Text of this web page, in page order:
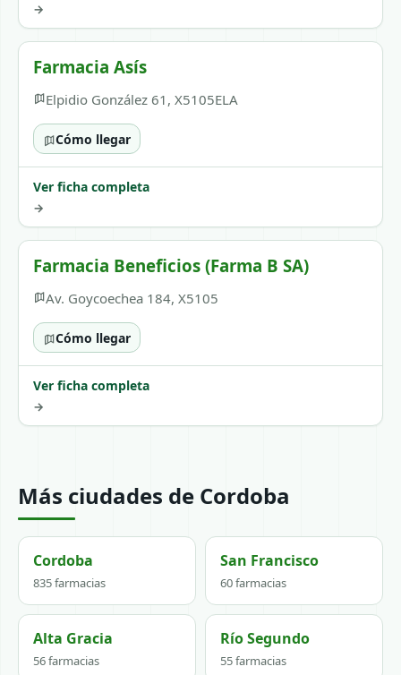
→
Farmacia Asís
Elpidio González 61, X5105ELA
Cómo llegar
Ver ficha completa
→
Farmacia Beneficios (Farma B SA)
Av. Goycoechea 184, X5105
Cómo llegar
Ver ficha completa
→
Más ciudades de Cordoba
Cordoba
835 farmacias
San Francisco
60 farmacias
Alta Gracia
56 farmacias
Río Segundo
55 farmacias